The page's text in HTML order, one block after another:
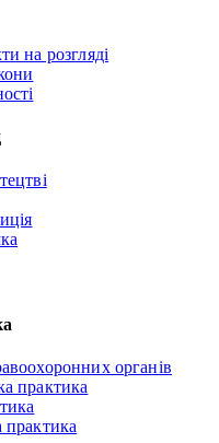
на розгляді
органів
практика
практика